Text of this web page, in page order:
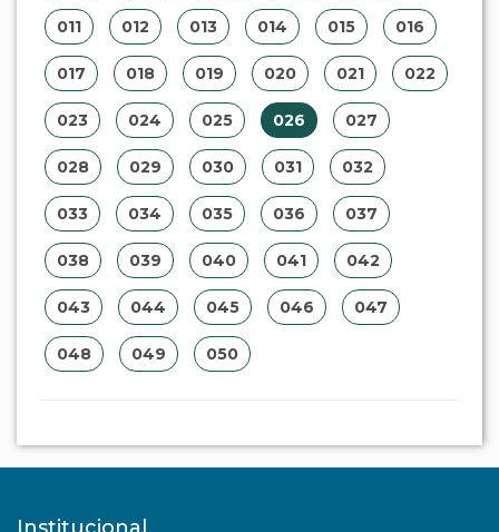
011 012 013 014 015 016
017 018 019 020 021 022
023 024 025 026 027
028 029 030 031 032
033 034 035 036 037
038 039 040 041 042
043 044 045 046 047
048 049 050